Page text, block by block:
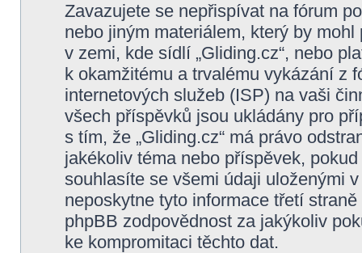
Zavazujete se nepřispívat na fórum
nebo jiným materiálem, který by
v zemi, kde sídlí „Gliding.cz“, nebo
k okamžitému a trvalému vykázání z
internetových služeb (ISP) na vaši
všech příspěvků jsou ukládány pro
s tím, že „Gliding.cz“ má právo
jakékoliv téma nebo příspěvek,
souhlasíte se všemi údaji uloženými
neposkytne tyto informace třetí
phpBB zodpovědnost za jakýkoliv
ke kompromitaci těchto dat.